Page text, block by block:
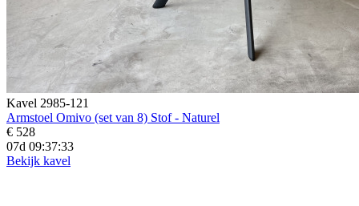
Kavel 2985-121
Armstoel Omivo (set van 8) Stof - Naturel
€ 528
07d 09:37:32
Bekijk kavel